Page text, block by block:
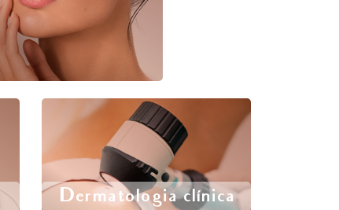
Dermatologia clínica